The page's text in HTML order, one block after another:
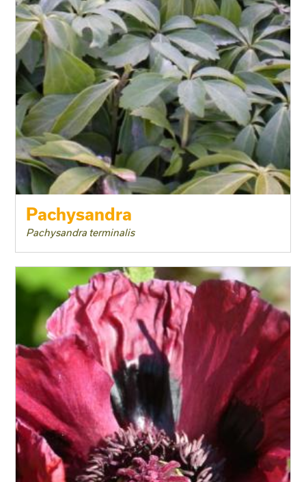
Pachysandra
Pachysandra terminalis
Taille adulte
Floraison
Exposition
Feuillage
Rusticité
Type de sol